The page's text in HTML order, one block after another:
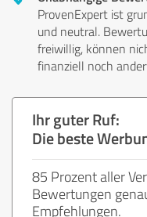
ProvenExpert ist
und neutral.
freiwillig, können
finanziell noch
Ihr guter Ruf:
Die beste
85 Prozent aller
Bewertungen
Empfehlungen.